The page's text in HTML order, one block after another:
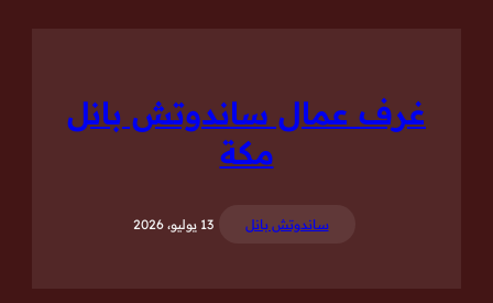
غرف عمال ساندوتش بانل
مكة
ساندوتش بانل 13 يوليو، 2026